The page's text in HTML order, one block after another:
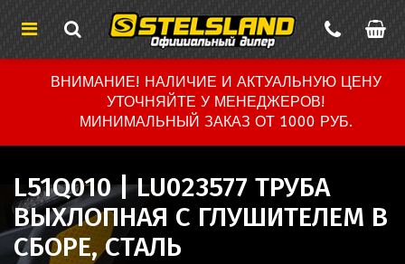
ВНИМАНИЕ! НАЛИЧИЕ И АКТУАЛЬНУЮ ЦЕНУ
УТОЧНЯЙТЕ У МЕНЕДЖЕРОВ!
МИНИМАЛЬНЫЙ ЗАКАЗ ОТ 1000 РУБ.
L51Q010 | LU023577 ТРУБА
ВЫХЛОПНАЯ С ГЛУШИТЕЛЕМ В
СБОРЕ, СТАЛЬ